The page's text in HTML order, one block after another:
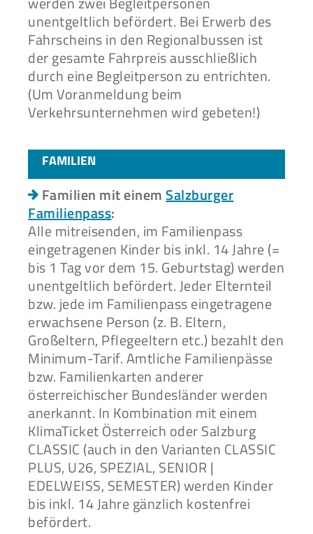
unentgeltlich befördert. Bei Erwerb des
Fahrscheins in den Regionalbussen ist
der gesamte Fahrpreis ausschließlich
durch eine Begleitperson zu entrichten.
(Um Voranmeldung beim
Verkehrsunternehmen wird gebeten!)
FAMILIEN
Familien mit einemSalzburger
Familienpass:
Alle mitreisenden, im Familienpass
eingetragenen Kinder bis inkl. 14 Jahre (=
bis 1 Tag vor dem 15. Geburtstag) werden
unentgeltlich befördert. Jeder Elternteil
bzw. jede im Familienpass eingetragene
erwachsene Person (z. B. Eltern,
Großeltern, Pflegeeltern etc.) bezahlt den
Minimum-Tarif. Amtliche Familienpässe
bzw. Familienkarten anderer
österreichischer Bundesländer werden
anerkannt. In Kombination mit einem
KlimaTicket Österreich oder Salzburg
CLASSIC (auch in den Varianten CLASSIC
PLUS, U26, SPEZIAL, SENIOR |
EDELWEISS, SEMESTER) werden Kinder
bis inkl. 14 Jahre gänzlich kostenfrei
befördert.